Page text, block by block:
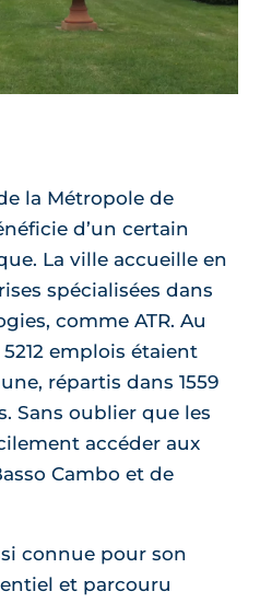
la Métropole de
d’un certain
La ville accueille en
spécialisées dans
comme ATR. Au
emplois étaient
répartis dans 1559
Sans oublier que les
accéder aux
Cambo et de
connue pour son
et parcouru